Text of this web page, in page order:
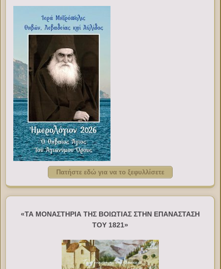
Πατήστε εδώ για να το ξεφυλλίσετε
«ΤΑ ΜΟΝΑΣΤΗΡΙΑ ΤΗΣ ΒΟΙΩΤΙΑΣ ΣΤΗΝ ΕΠΑΝΑΣΤΑΣΗ
ΤΟΥ 1821»